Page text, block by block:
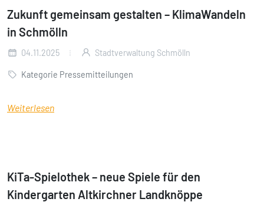
Zukunft gemeinsam gestalten – KlimaWandeln
in Schmölln
04.11.2025 Stadtverwaltung Schmölln
Kategorie Pressemitteilungen
Weiterlesen
KiTa-Spielothek – neue Spiele für den
Kindergarten Altkirchner Landknöppe